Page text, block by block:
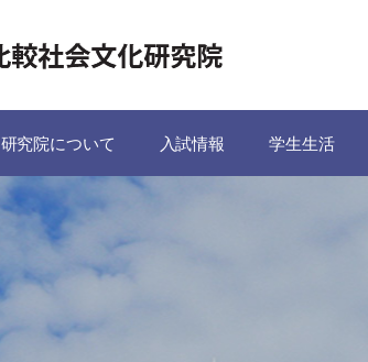
研究院について 入試情報 学生生活